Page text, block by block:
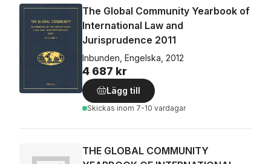
The Global Community Yearbook of
International Law and
Jurisprudence 2011
Inbunden, Engelska, 2012
4 687 kr
Lägg till
Skickas inom 7-10 vardagar
THE GLOBAL COMMUNITY